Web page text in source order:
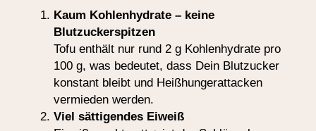
Kaum Kohlenhydrate – keine
Blutzuckerspitzen
Tofu enthält nur rund 2 g Kohlenhydrate pro
100 g, was bedeutet, dass Dein Blutzucker
konstant bleibt und Heißhungerattacken
vermieden werden.
Viel sättigendes Eiweiß